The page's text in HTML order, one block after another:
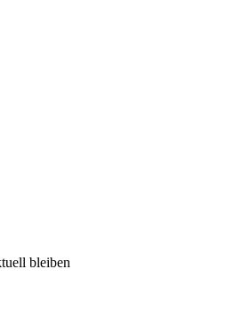
bleiben